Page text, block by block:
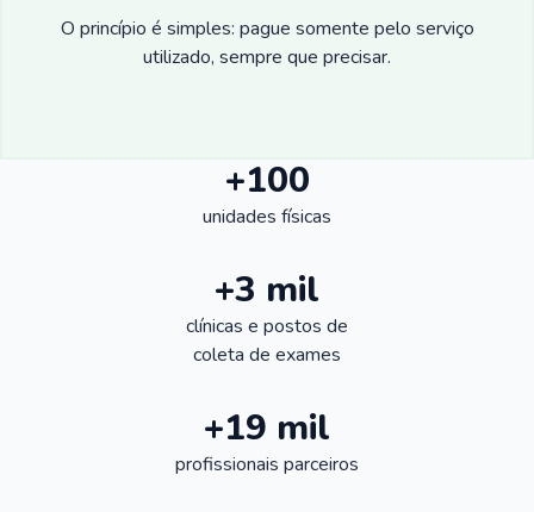
O princípio é simples: pague somente pelo serviço
utilizado, sempre que precisar.
+100
unidades físicas
+3 mil
clínicas e postos de
coleta de exames
+19 mil
profissionais parceiros